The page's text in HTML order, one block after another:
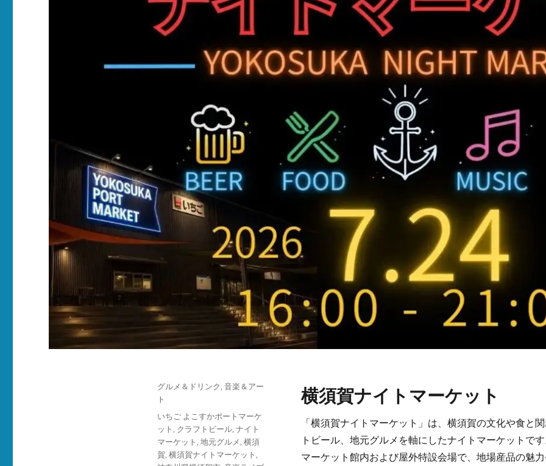
横須賀ナイトマーケット
「横須賀ナイトマーケット」は、横須賀の文化や食と
トビール、地元グルメを軸にしたナイトマーケットで
マーケット館内および屋外特設会場で、地場産品の魅
投
稿
カ
テ
グルメ＆ドリンク, 音楽＆アー
ト
タ
グ
いちご よこすかポートマーケ
ット , クラフトビール, ナイト
マーケット , 地元グルメ, 横須
賀, 横須賀ナイトマーケット ,